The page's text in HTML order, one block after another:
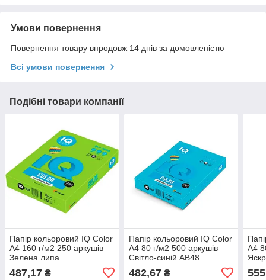
Умови повернення
Повернення товару впродовж 14 днів за домовленістю
Всі умови повернення
Подібні товари компанії
Папір кольоровий IQ Color
A4 160 г/м2 250 аркушів
Зелена липа
487,17 ₴
Папір кольоровий IQ Color
A4 80 г/м2 500 аркушів
Світло-синій AB48
482,67₴
A4